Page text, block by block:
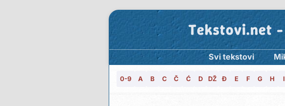
Tekstovi.net
Svi tekstovi
0-9 A B C Č Ć D DŽ Đ E F G H I